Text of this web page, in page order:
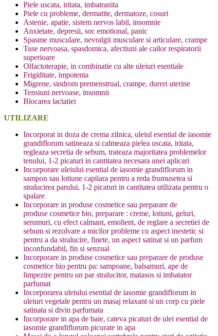
Piele uscata, iritata, imbatranita
Piele cu probleme, dermatite, dermatoze, cosuri
Astenie, apatie, sistem nervos labil, insomnie
Anxietate, depresii, soc emotional, panic
Spasme musculare, nevralgii musculare si articulare, crampe
Tuse nervoasa, spasdomica, afectiuni ale cailor respiratorii
superioare
Olfactoterapie, in combinatie cu alte uleiuri esentiale
Frigiditate, impotenta
Migrene, sindrom premenstrual, crampe, dureri uterine
Tensiuni nervoase, insomnii
Blocarea lactatiei
UTILIZARE
Incorporat in doza de crema zilnica, uleiul esential de iasomie
grandiflorum satineaza si calmeaza pielea uscata, iritata,
regleaza secretia de sebum, trateaza majoritatea problemelor
tenului, 1-2 picaturi in cantitatea necesara unei aplicari
Incorporare uleiului esential de iasomie grandiflorum in
sampon sau lotiune capilara pentru a reda frumusetea si
stralucirea parului, 1-2 picaturi in cantitatea utilizata pentru o
spalare
Incorporare in produse cosmetice sau preparare de
produse cosmetice bio, preparare : creme, lotiuni, geluri,
serumuri, cu efect calmant, emolient, de reglare a secretiei de
sebum si rezolvare a micilor probleme cu aspect inestetic si
pentru a da stralucire, finete, un aspect satinat si un parfum
inconfundabil, fin si senzual
Incorporare in produse cosmetice sau preparare de produse
cosmetice bio pentru pa: sampoane, balsamuri, ape de
limpezire pentru un par stralucitor, matasos si imbatator
parfumat
Incorporarea uleiului esential de iasomie grandiflorum in
uleiuri vegetale pentru un masaj relaxant si un corp cu piele
satinata si divin parfumata
Incorporare in apa de baie, cateva picaturi de ulei esential de
iasomie grandiflorum picurate in apa